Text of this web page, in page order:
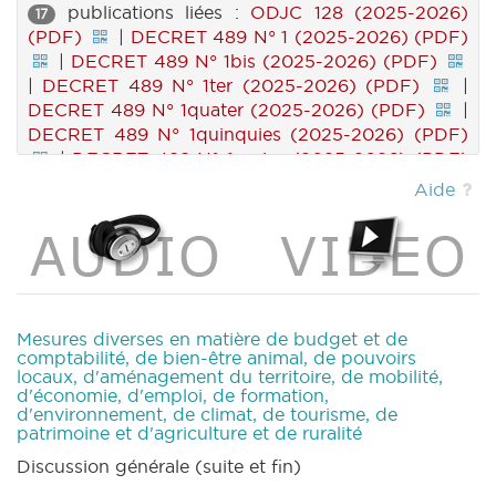
17 publications liées : ODJC 128 (2025-2026)
(PDF)
| DECRET 489 N° 1 (2025-2026) (PDF)
| DECRET 489 N° 1bis (2025-2026) (PDF)
| DECRET 489 N° 1ter (2025-2026) (PDF)
|
DECRET 489 N° 1quater (2025-2026) (PDF)
|
DECRET 489 N° 1quinquies (2025-2026) (PDF)
|DECRET 489 N° 1sexies (2025-2026) (PDF)
DECRET 489 N° 2 (2025-2026) (PDF)
|
DECRET 490 N° 1bis (2025-2026) (PDF)
|
DECRET 490 N° 1ter (2025-2026) (PDF)
|
MOTION 520 N° 1 (2025-2026) (PDF)
|
MOTION 522 N° 1 (2025-2026) (PDF)
PETITION 519 N°1 (2025-2026) (PDF)
128 (2025-2026) (PDF)
|CRIC 106 (2025-
2026) (PDF)
|
Aide
Mesures diverses en matière de budget et de
comptabilité, de bien-être animal, de pouvoirs
locaux, d'aménagement du territoire, de mobilité,
d'économie, d'emploi, de formation,
d'environnement, de climat, de tourisme, de
patrimoine et d'agriculture et de ruralité
Discussion générale (suite et fin)